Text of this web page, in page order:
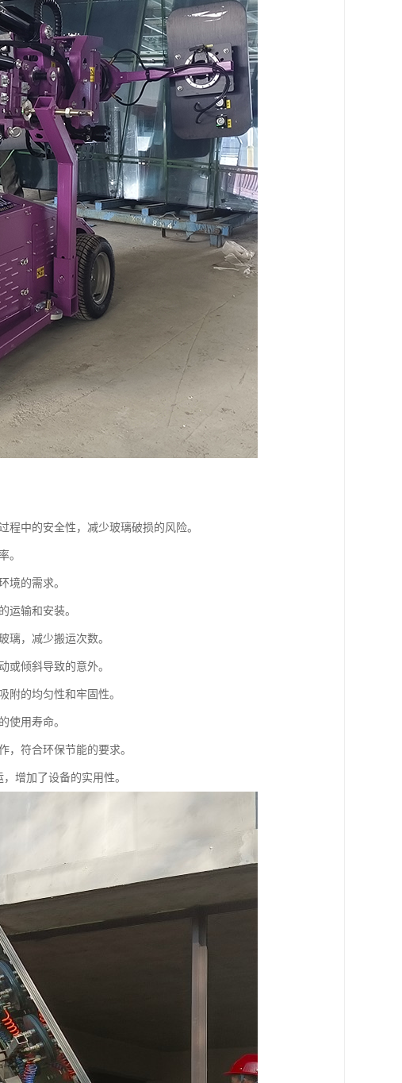
中的安全性，减少玻璃破损的风险。
。
境的需求。
运输和安装。
璃，减少搬运次数。
或倾斜导致的意外。
附的均匀性和牢固性。
使用寿命。
，符合环保节能的要求。
增加了设备的实用性。